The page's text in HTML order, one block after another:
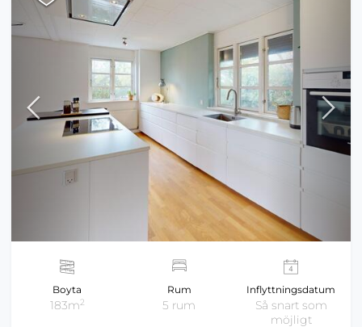
Boyta
183m2
Rum
5 rum
Inflyttningsdatum
Så snart som
möjligt